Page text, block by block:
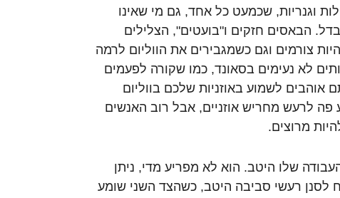
וגנריות, שכמעט כל אחד, גם מי שאינו
הבאסים חזקים ו"בועטים", הצלילים
צורמים וגם כשמגבירים את הווליום לרמה
לא נעימים בסאונד, כמו שקורה לפעמים
אוהבים לשמוע באוזניות שלכם בווליום
פה לרעש מחריש אוזניים, אבל רוב האנשים
מרוצים.
שלו היטב. הוא לא מפריע מדי, ניתן
לסנן רעשי סביבה היטב, כשהצד השני שומע